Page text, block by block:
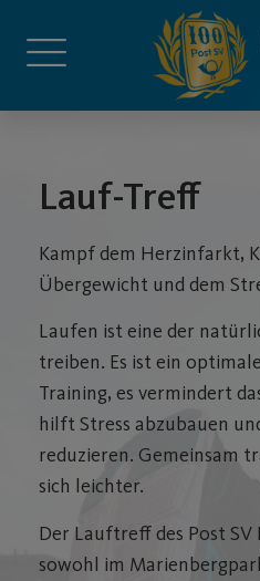
Lauf-Treff
Kampf dem Herzinfarkt,
Übergewicht und dem
Laufen ist eine der
treiben. Es ist ein
Training, es vermindert
hilft Stress abzubauen
reduzieren. Gemeinsam
sich leichter.
Der Lauftreff des Post
sowohl im